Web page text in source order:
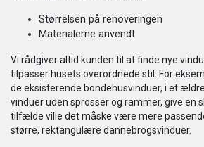
Størrelsen på renoveringen
Materialerne anvendt
Vi rådgiver altid kunden til at finde nye
tilpasser husets overordnede stil. For
de eksisterende bondehusvinduer, i et
vinduer uden sprosser og rammer, give en
tilfælde ville det måske være mere
større, rektangulære dannebrogsvinduer.